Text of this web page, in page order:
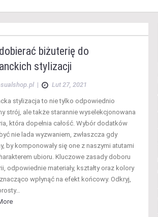
biżuterię do
stylizacji
| Lut 27, 2021
stylizacja to nie tylko odpowiednio
strój, ale także starannie wyselekcjonowana
która dopełnia całość. Wybór dodatków
nie lada wyzwaniem, zwłaszcza gdy
by komponowały się one z naszymi atutami
ubioru. Kluczowe zasady doboru
odpowiednie materiały, kształty oraz kolory
wpłynąć na efekt końcowy. Odkryj,